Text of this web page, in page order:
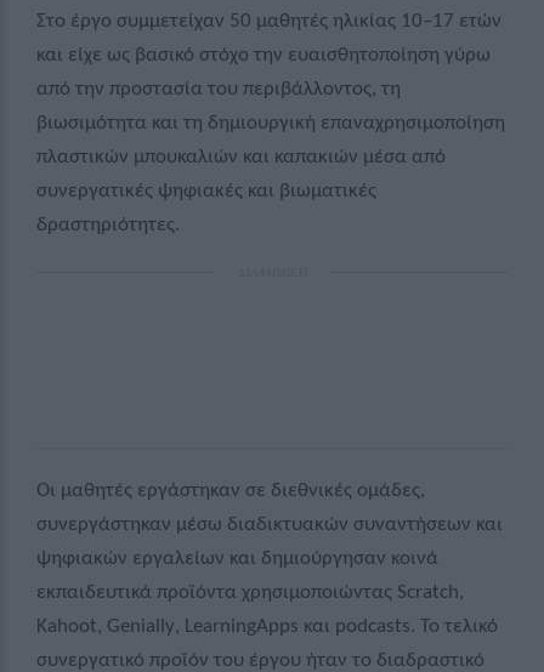
Στο έργο συμμετείχαν 50 μαθητές ηλικίας 10–17 ετών
και είχε ως βασικό στόχο την ευαισθητοποίηση γύρω
από την προστασία του περιβάλλοντος, τη
βιωσιμότητα και τη δημιουργική επαναχρησιμοποίηση
πλαστικών μπουκαλιών και καπακιών μέσα από
συνεργατικές ψηφιακές και βιωματικές
δραστηριότητες.
Οι μαθητές εργάστηκαν σε διεθνικές ομάδες,
συνεργάστηκαν μέσω διαδικτυακών συναντήσεων και
ψηφιακών εργαλείων και δημιούργησαν κοινά
εκπαιδευτικά προϊόντα χρησιμοποιώντας Scratch,
Kahoot, Genially, LearningApps και podcasts. Το τελικό
συνεργατικό προϊόν του έργου ήταν το διαδραστικό